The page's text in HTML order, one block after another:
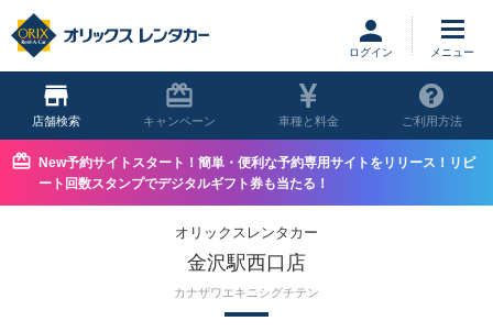
ログイン
店舗 キャンペーン 車種と料金 ご利用方法
New予約サイトスタート！簡単・便利な予約専用サイトをリリース！リピ
ート回数スタンプでデジタルギフト券も当たる！
オリックスレンタカー
金沢駅西口店
カナザワエキニシグチテン